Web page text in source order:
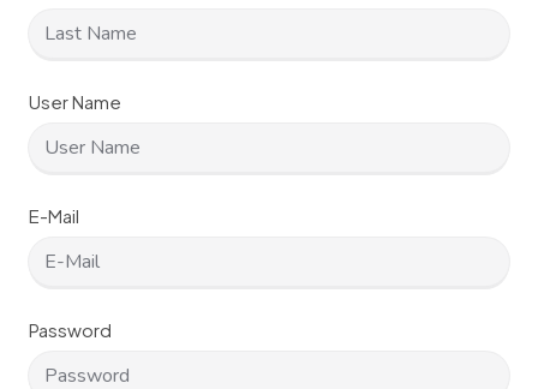
User Name
E-Mail
Password